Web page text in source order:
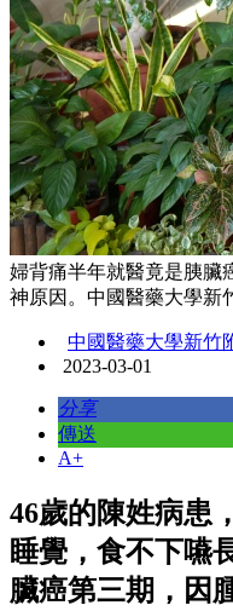
婦背痛半年就醫竟是胰臟
神原因。中國醫藥大學新
中國醫藥大學新竹
2023-03-01
分享
傳送
A+
46歲的陳姓病患
睡覺，食不下嚥
臟癌第三期，因